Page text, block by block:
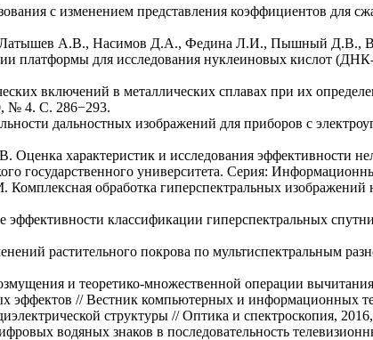
с изменением представления коэффициентов для
А.В., Насимов Д.А., Федина Л.И., Пышный Д.В.,
для исследования нуклеиновых кислот (ДНК-
включений в металлических сплавах при их
№ 4. С. 286−293.
дальностных изображений для приборов с
характеристик и исследования эффективности
государственного университета. Серия:
обработка гиперспектральных изображений
классификации гиперспектральных
растительного покрова по мультиспектральным
и теоретико-множественной операции
эффектов // Вестник компьютерных и информационных
структуры // Оптика и спектроскопия,
водяных знаков в последовательность